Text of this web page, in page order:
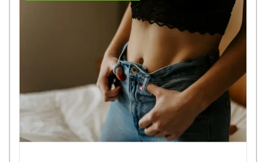
1x109**CFU*
Bifidobacterium animalis
LMG23512 DSMZ
1x109** 2x10 CFU*
Bacillus coagulans BC513
LMG S-24828
CFU* 1x1010**